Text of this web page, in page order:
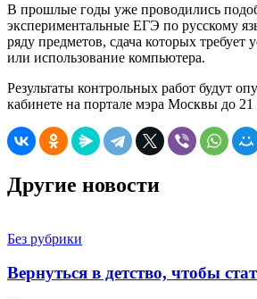
В прошлые годы уже проводились
экспериментальные ЕГЭ по русскому
ряду предметов, сдача которых требует
или использование компьютера.
Результаты контрольных работ будут
кабинете на портале мэра Москвы до 21
Другие новости
Без рубрики
Вернуться в детство, чтобы